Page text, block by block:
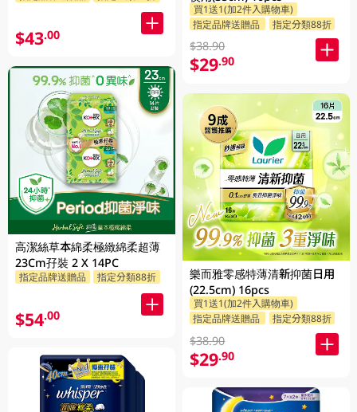
$43.00
高潔絲草本綿柔極緻綿柔超薄
23Cm孖裝 2 X 14PC
指定品牌送贈品 指定分類88折
$54.00
買1送1(加2件入購物車)
指定品牌送贈品
指定分類88折
$38.90
$29.90
樂而雅零感特薄清新抑菌日用
(22.5cm) 16pcs
買1送1(加2件入購物車)
指定品牌送贈品
指定分類88折
$38.90
$29.90